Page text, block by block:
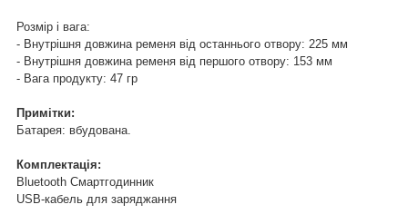
Розмір і вага:
- Внутрішня довжина ременя від останнього отвору: 225 мм
- Внутрішня довжина ременя від першого отвору: 153 мм
- Вага продукту: 47 гр
Примітки:
Батарея: вбудована.
Комплектація:
Bluetooth Смартгодинник
USB-кабель для заряджання